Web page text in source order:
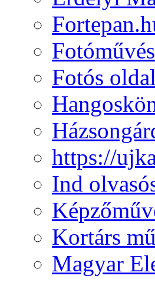
Fotós
https://
Ind
Kortárs
Magyar